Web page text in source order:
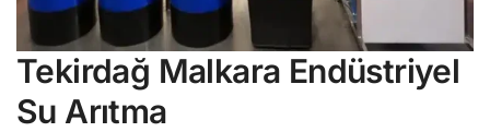
Tekirdağ Malkara Endüstriyel
Su Arıtma